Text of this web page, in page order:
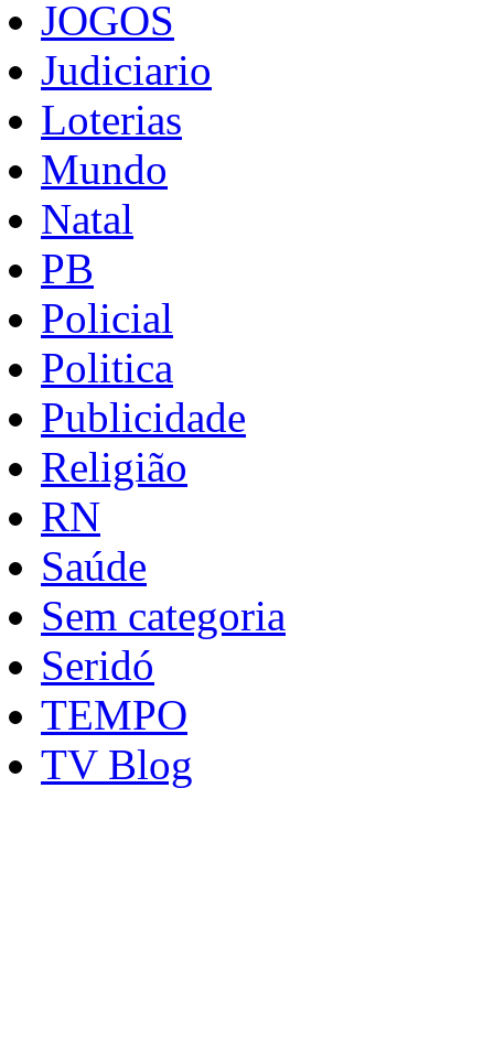
JOGOS
Judiciario
Loterias
Mundo
Natal
PB
Policial
Politica
Publicidade
Religião
RN
Saúde
Sem categoria
Seridó
TEMPO
TV Blog